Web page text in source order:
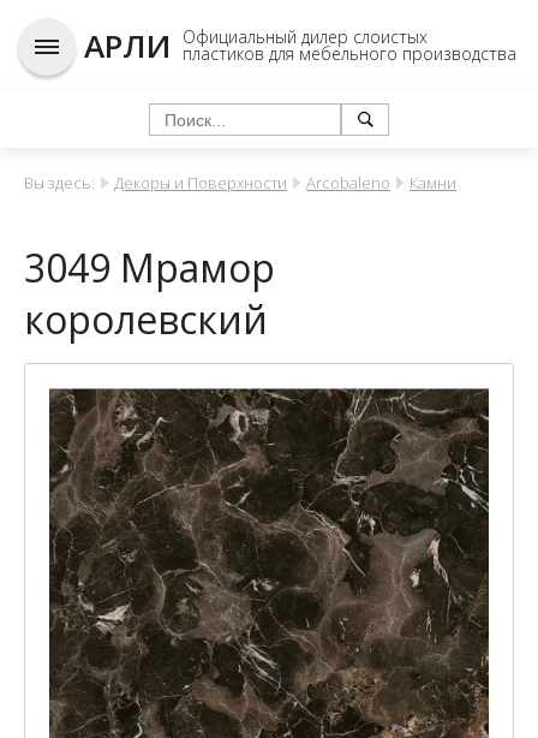
АРЛИ Официальный дилер слоистых
пластиков для мебельного производства
Вы здесь: Декоры и Поверхности Arcobaleno Камни
3049 Мрамор
королевский